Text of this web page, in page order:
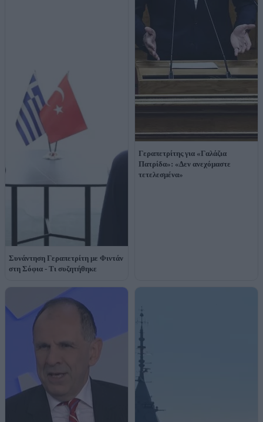
Συνάντηση Γεραπετρίτη με Φιντάν
στη Σόφια - Τι συζητήθηκε
Γεραπετρίτης για «Γαλάζια
Πατρίδα»: «Δεν ανεχόμαστε
τετελεσμένα»